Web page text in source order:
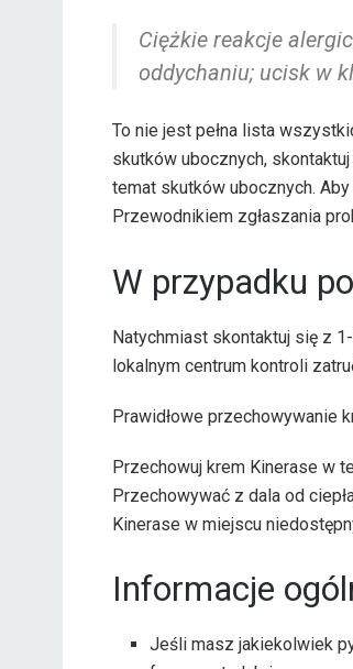
Ciężkie reakcje
oddychaniu; ucisk w
To nie jest pełna lista
skutków ubocznych,
temat skutków ubocznych.
Przewodnikiem zgłaszania
W przypadku
Natychmiast skontaktuj się z
lokalnym centrum kontroli
Prawidłowe przechowywanie
Przechowuj krem ​​Kinerase w
Przechowywać z dala od
Kinerase w miejscu
Informacje
Jeśli masz jakiekolwiek